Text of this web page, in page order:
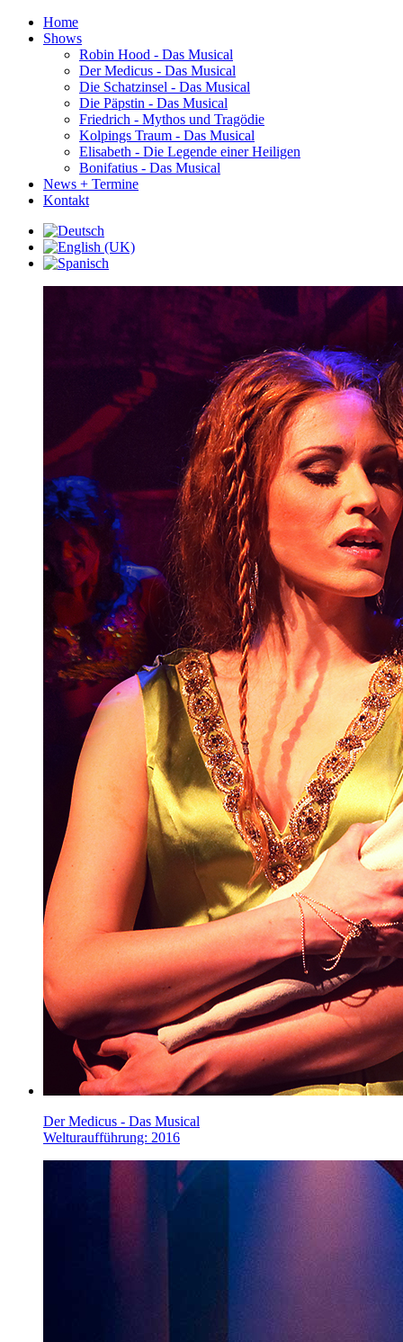
Home
Shows
Robin Hood - Das Musical
Der Medicus - Das Musical
Die Schatzinsel - Das Musical
Die Päpstin - Das Musical
Friedrich - Mythos und Tragödie
Kolpings Traum - Das Musical
Elisabeth - Die Legende einer Heiligen
Bonifatius - Das Musical
News + Termine
Kontakt
Der Medicus - Das Musical
Welturaufführung: 2016